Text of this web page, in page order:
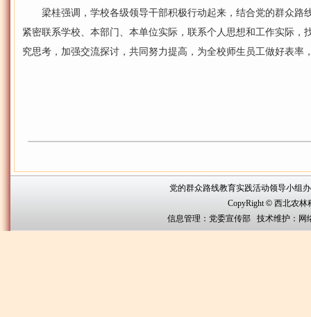
梁桂强调，学校各级领导干部积极行动起来，结合党的群众路
紧密联系学校、本部门、本单位实际，联系个人思想和工作实际，
究思考，加强交流探讨，共同努力提高，为全校师生员工做好表率
党的群众路线教育实践活动领导小组
CopyRight© 西北农林
信息管理：党委宣传部 技术维护：网